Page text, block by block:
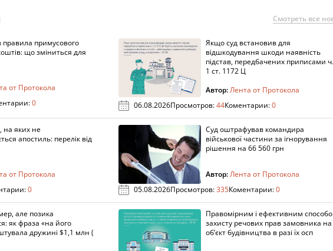
Смотреть все
правила примусового
що зміниться для
от Протокола
0
Якщо суд встановив для
відшкодування шкоди наявність
підстав, передбачених приписами ч.
1 ст. 1172 Ц
Автор:Лента от Протокола
06.08.2026Просмотров:44Коментарии:0
на яких не
апостиль: перелік від
от Протокола
0
Суд оштрафував командира
військової частини за ігнорування
рішення на 66 560 грн
Автор:Лента от Протокола
05.08.2026Просмотров:335Коментарии:0
але позика
як фраза «на його
дружині $1,1 млн (
Правомірним і ефективним
захисту речових прав замовника на
об’єкт будівництва в разі їх осп